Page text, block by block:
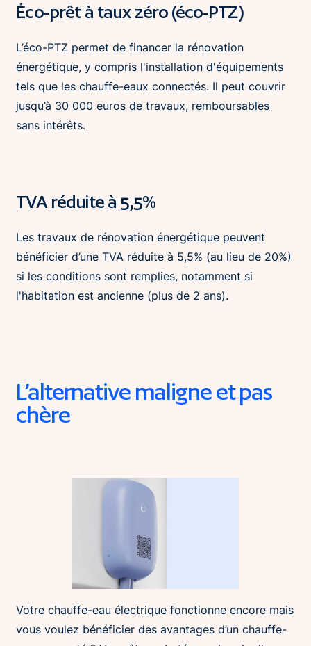
Éco-prêt à taux zéro (éco-PTZ)
L’éco-PTZ permet de financer la rénovation
énergétique, y compris l'installation d'équipements
tels que les chauffe-eaux connectés. Il peut couvrir
jusqu’à 30 000 euros de travaux, remboursables
sans intérêts.
TVA réduite à 5,5%
Les travaux de rénovation énergétique peuvent
bénéficier d’une TVA réduite à 5,5% (au lieu de 20%)
si les conditions sont remplies, notamment si
l'habitation est ancienne (plus de 2 ans).
L’alternative maligne et pas
chère
Votre chauffe-eau électrique fonctionne encore mais
vous voulez bénéficier des avantages d’un chauffe-